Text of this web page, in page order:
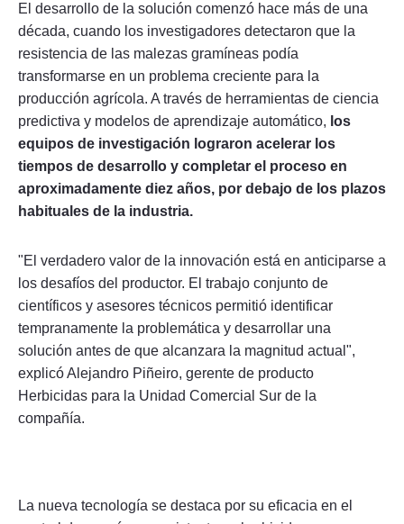
El desarrollo de la solución comenzó hace más de una
década, cuando los investigadores detectaron que la
resistencia de las malezas gramíneas podía
transformarse en un problema creciente para la
producción agrícola. A través de herramientas de ciencia
predictiva y modelos de aprendizaje automático, los
equipos de investigación lograron acelerar los
tiempos de desarrollo y completar el proceso en
aproximadamente diez años, por debajo de los plazos
habituales de la industria.
"El verdadero valor de la innovación está en anticiparse a
los desafíos del productor. El trabajo conjunto de
científicos y asesores técnicos permitió identificar
tempranamente la problemática y desarrollar una
solución antes de que alcanzara la magnitud actual",
explicó Alejandro Piñeiro, gerente de producto
Herbicidas para la Unidad Comercial Sur de la
compañía.
La nueva tecnología se destaca por su eficacia en el